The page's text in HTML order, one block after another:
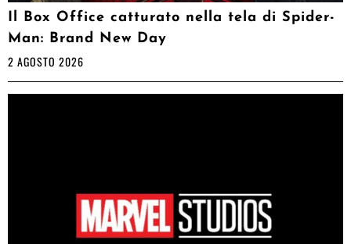
Il Box Office catturato nella tela di Spider-
Man: Brand New Day
2 AGOSTO 2026